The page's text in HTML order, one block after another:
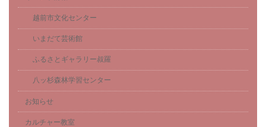
越前市文化センター
いまだて芸術館
ふるさとギャラリー叔羅
八ッ杉森林学習センター
お知らせ
カルチャー教室